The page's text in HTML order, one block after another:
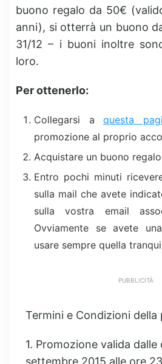
buono regalo da 50€
anni), si otterrà un buono
31/12 – i buoni inoltre
loro.
Per ottenerlo:
Collegarsi a questa
promozione al proprio
Acquistare un buono
Entro pochi minuti
sulla mail che avete
sulla vostra email
Ovviamente se avete
usare sempre quella
PUBBLICITÀ
Termini e Condizioni della
1. Promozione valida
settembre 2015 alle ore